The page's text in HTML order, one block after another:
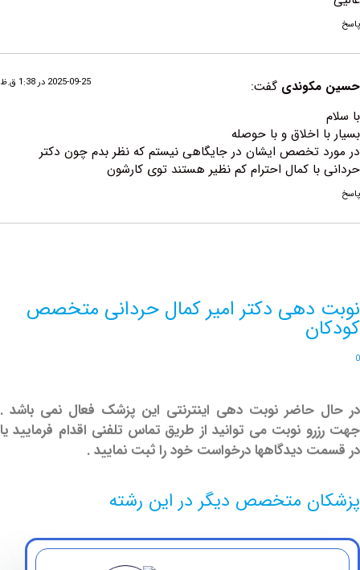
گفت: 2025-09-25 در 1:38 ق.ظ
اخلاق و با حوصله
تخصص ایشان در جایگاهی نیستم که نظر بدم چون دکتر
کمال احترام کم نظیر هستند توی کارشون
دکتر امیر کمال حردانی متخصص
حاضر نوبت دهی اینترنتی این پزشک فعال نمی باشد .
نوبت می توانید از طریق تماس تلفنی اقدام فرمایید یا
دیدگاهها درخواست خود را ثبت نمایید .
متخصص دیگر در این رشته